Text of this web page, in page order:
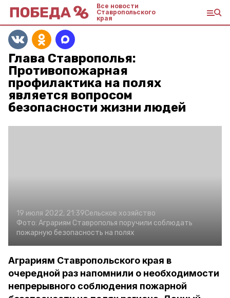
Все новости
Ставропольского
края
Глава Ставрополья:
Противопожарная
профилактика на полях
является вопросом
безопасности жизни людей
19 июля 2022, 21:39Сельское хозяйство
Фото: Аграриям Ставрополья поручили соблюдать
пожарную безопасность на полях
Аграриям Ставропольского края в
очередной раз напомнили о необходимости
непрерывного соблюдения пожарной